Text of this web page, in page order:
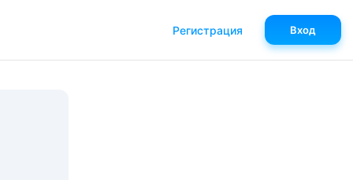
Регистрация Вход